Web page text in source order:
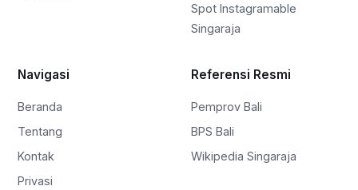
Spot Instagramable
Singaraja
Navigasi
Beranda
Tentang
Kontak
Privasi
Referensi Resmi
Pemprov Bali
BPS Bali
Wikipedia Singaraja